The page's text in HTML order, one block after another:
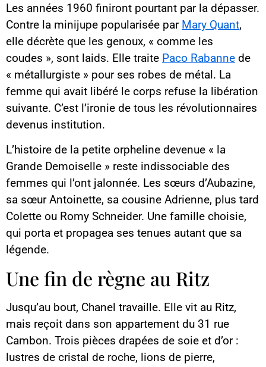
Les années 1960 finiront pourtant par la dépasser.
Contre la minijupe popularisée par Mary Quant,
elle décrète que les genoux, « comme les
coudes », sont laids. Elle traite Paco Rabanne de
« métallurgiste » pour ses robes de métal. La
femme qui avait libéré le corps refuse la libération
suivante. C’est l’ironie de tous les révolutionnaires
devenus institution.
L’histoire de la petite orpheline devenue « la
Grande Demoiselle » reste indissociable des
femmes qui l’ont jalonnée. Les sœurs d’Aubazine,
sa sœur Antoinette, sa cousine Adrienne, plus tard
Colette ou Romy Schneider. Une famille choisie,
qui porta et propagea ses tenues autant que sa
légende.
Une fin de règne au Ritz
Jusqu’au bout, Chanel travaille. Elle vit au Ritz,
mais reçoit dans son appartement du 31 rue
Cambon. Trois pièces drapées de soie et d’or :
lustres de cristal de roche, lions de pierre,